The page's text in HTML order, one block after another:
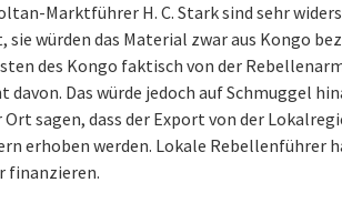
Marktführer H. C. Stark sind sehr
sie würden das Material zwar aus Kongo
des Kongo faktisch von der
Das würde jedoch auf Schmuggel
sagen, dass der Export von der
erhoben werden. Lokale Rebellenführer
finanzieren.